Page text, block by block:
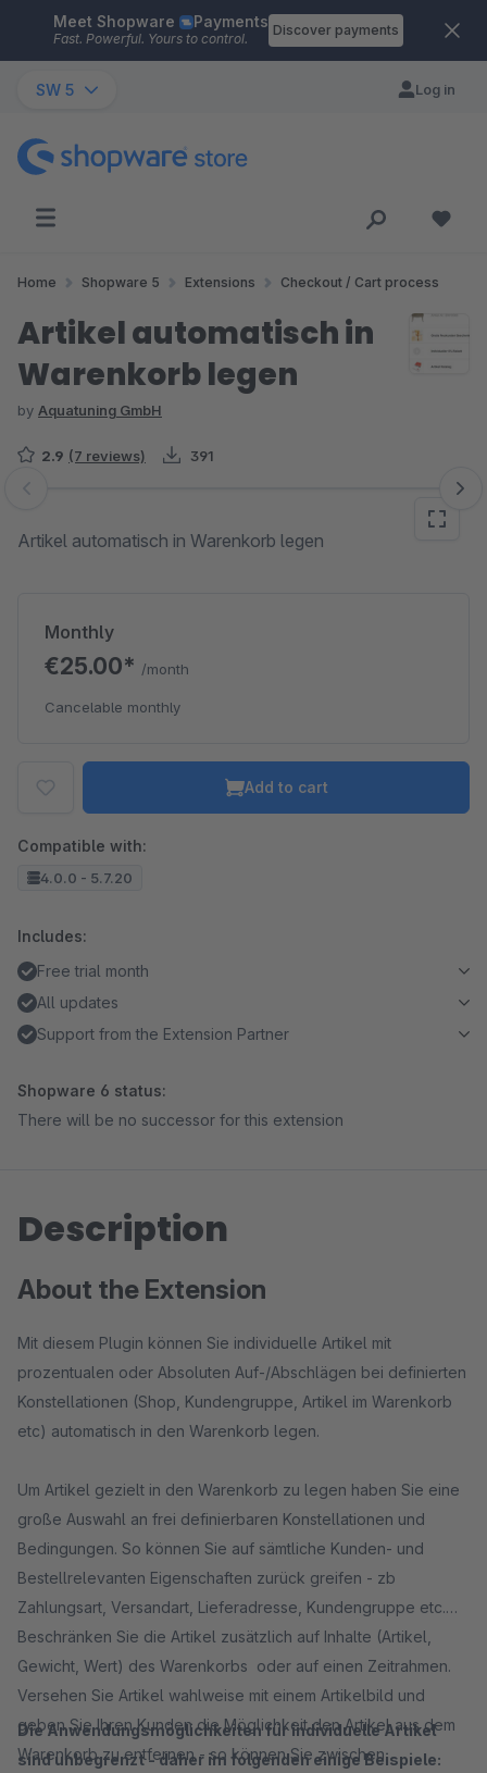
Skip to main content
Meet Shopware Payments
Fast. Powerful. Yours to control.
Discover payments
SW 5 Log in
Home Shopware 5 Extensions Checkout / Cart process
Artikel automatisch in
Warenkorb legen
by Aquatuning GmbH
2.9 (7 reviews) 391
Skip image gallery
Artikel automatisch in Warenkorb legen
Monthly
€25.00* /month
Cancelable monthly
Add to cart
Compatible with:
4.0.0 - 5.7.20
Includes:
Free trial month
All updates
Support from the Extension Partner
Shopware 6 status:
There will be no successor for this extension
Description
About the Extension
Mit diesem Plugin können Sie individuelle Artikel mit
prozentualen oder Absoluten Auf-/Abschlägen bei definierten
Konstellationen (Shop, Kundengruppe, Artikel im Warenkorb
etc) automatisch in den Warenkorb legen.
Um Artikel gezielt in den Warenkorb zu legen haben Sie eine
große Auswahl an frei definierbaren Konstellationen und
Bedingungen. So können Sie auf sämtliche Kunden- und
Bestellrelevanten Eigenschaften zurück greifen - zb
Zahlungsart, Versandart, Lieferadresse, Kundengruppe etc.
Beschränken Sie die Artikel zusätzlich auf Inhalte (Artikel,
Gewicht, Wert) des Warenkorbs oder auf einen Zeitrahmen.
Versehen Sie Artikel wahlweise mit einem Artikelbild und
geben Sie Ihren Kunden die Möglichkeit den Artikel aus dem
Warenkorb zu entfernen - so können Sie zwischen
Die Anwendungsmöglichkeiten für individuelle Artikel
sind unbegrenzt - daher im folgenden einige Beispiele: